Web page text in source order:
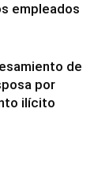
empleados
de
por
ilícito